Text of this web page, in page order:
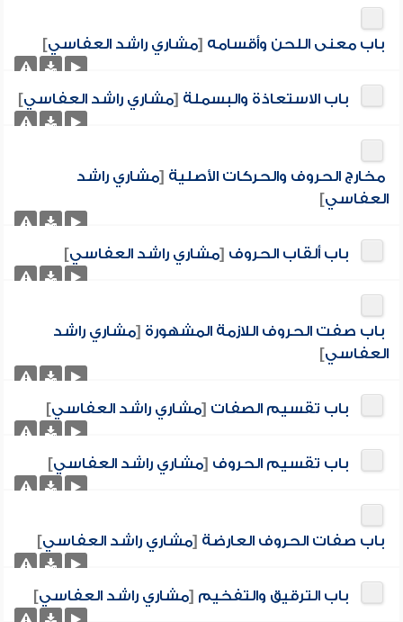
باب معنى اللحن وأقسامه [مشاري راشد العفاسي]
باب الاستعاذة والبسملة [مشاري راشد العفاسي]
مخارج الحروف والحركات الأصلية [مشاري راشد
العفاسي]
باب ألقاب الحروف [مشاري راشد العفاسي]
باب صفت الحروف اللازمة المشهورة [مشاري راشد
العفاسي]
باب تقسيم الصفات [مشاري راشد العفاسي]
باب تقسيم الحروف [مشاري راشد العفاسي]
باب صفات الحروف العارضة [مشاري راشد العفاسي]
باب الترقيق والتفخيم [مشاري راشد العفاسي]